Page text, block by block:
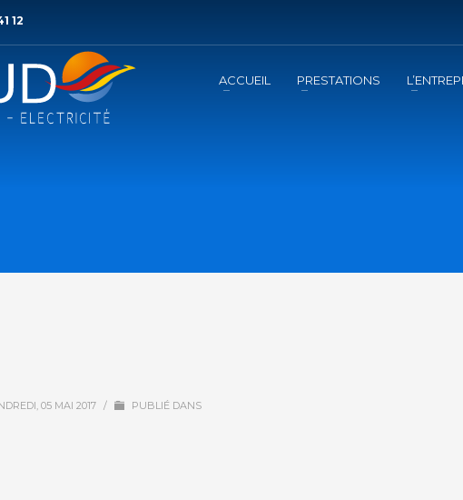
12
ACCUEIL PRESTATIONS
05 MAI 2017 / PUBLIÉ DANS